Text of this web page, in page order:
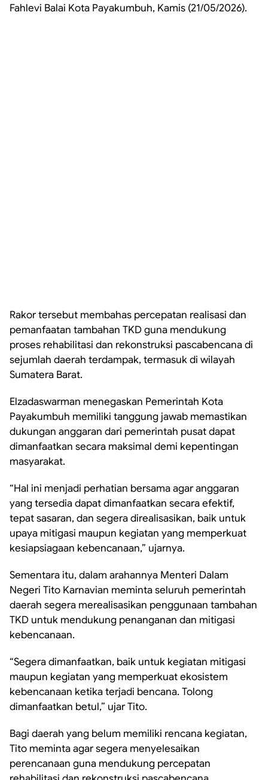
Fahlevi Balai Kota Payakumbuh, Kamis (21/05/2026).
Rakor tersebut membahas percepatan realisasi dan
pemanfaatan tambahan TKD guna mendukung
proses rehabilitasi dan rekonstruksi pascabencana di
sejumlah daerah terdampak, termasuk di wilayah
Sumatera Barat.
Elzadaswarman menegaskan Pemerintah Kota
Payakumbuh memiliki tanggung jawab memastikan
dukungan anggaran dari pemerintah pusat dapat
dimanfaatkan secara maksimal demi kepentingan
masyarakat.
“Hal ini menjadi perhatian bersama agar anggaran
yang tersedia dapat dimanfaatkan secara efektif,
tepat sasaran, dan segera direalisasikan, baik untuk
upaya mitigasi maupun kegiatan yang memperkuat
kesiapsiagaan kebencanaan,” ujarnya.
Sementara itu, dalam arahannya Menteri Dalam
Negeri Tito Karnavian meminta seluruh pemerintah
daerah segera merealisasikan penggunaan tambahan
TKD untuk mendukung penanganan dan mitigasi
kebencanaan.
“Segera dimanfaatkan, baik untuk kegiatan mitigasi
maupun kegiatan yang memperkuat ekosistem
kebencanaan ketika terjadi bencana. Tolong
dimanfaatkan betul,” ujar Tito.
Bagi daerah yang belum memiliki rencana kegiatan,
Tito meminta agar segera menyelesaikan
perencanaan guna mendukung percepatan